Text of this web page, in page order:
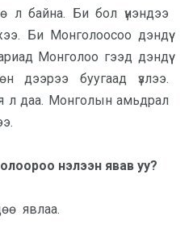
л байна. Би бол үнэндээ
Би Монголоосоо дэндүү
Монголоо гээд дэндүү
дээрээ буугаад үзлээ.
л даа. Монголын амьдрал
нэлээн явав уу?
явлаа.